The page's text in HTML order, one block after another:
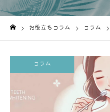
お役立ちコラム コラム
コラム